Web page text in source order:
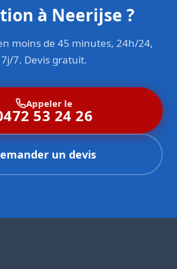
à Neerijse ?
moins de 45 minutes, 24h/24,
7j/7. Devis gratuit.
Appeler le
53 24 26
un devis